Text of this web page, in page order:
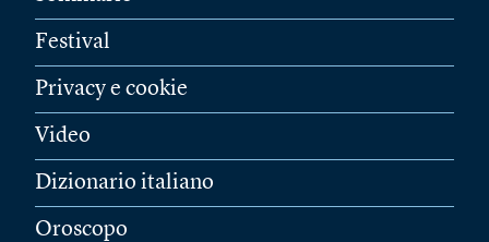
Festival
Privacy e cookie
Video
Dizionario italiano
Oroscopo